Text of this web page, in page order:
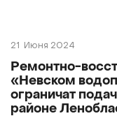
21 Июня 2024
Ремонтно-
«Невском
ограничат
районе